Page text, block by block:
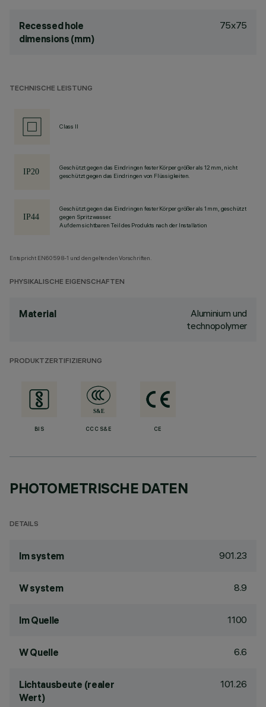
Recessed hole
dimensions (mm)
75x75
TECHNISCHE LEISTUNG
Class II
Geschützt gegen das Eindringen fester Körper größer als 12 mm, nicht
geschützt gegen das Eindringen von Flüssigkeiten.
Geschützt gegen das Eindringen fester Körper größer als 1 mm, geschützt
gegen Spritzwasser.
Auf dem sichtbaren Teil des Produkts nach der Installation
Entspricht EN60598-1 und den geltenden Vorschriften.
PHYSIKALISCHE EIGENSCHAFTEN
Material
Aluminium und
technopolymer
PRODUKTZERTIFIZIERUNG
BIS CCC S&E CE
PHOTOMETRISCHE DATEN
DETAILS
lm system 901.23
W system 8.9
lm Quelle 1100
W Quelle 6.6
Lichtausbeute (realer
Wert)
101.26